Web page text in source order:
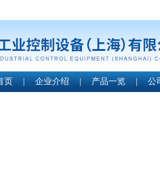
页 | 企业介绍 | 产品一览 | 公